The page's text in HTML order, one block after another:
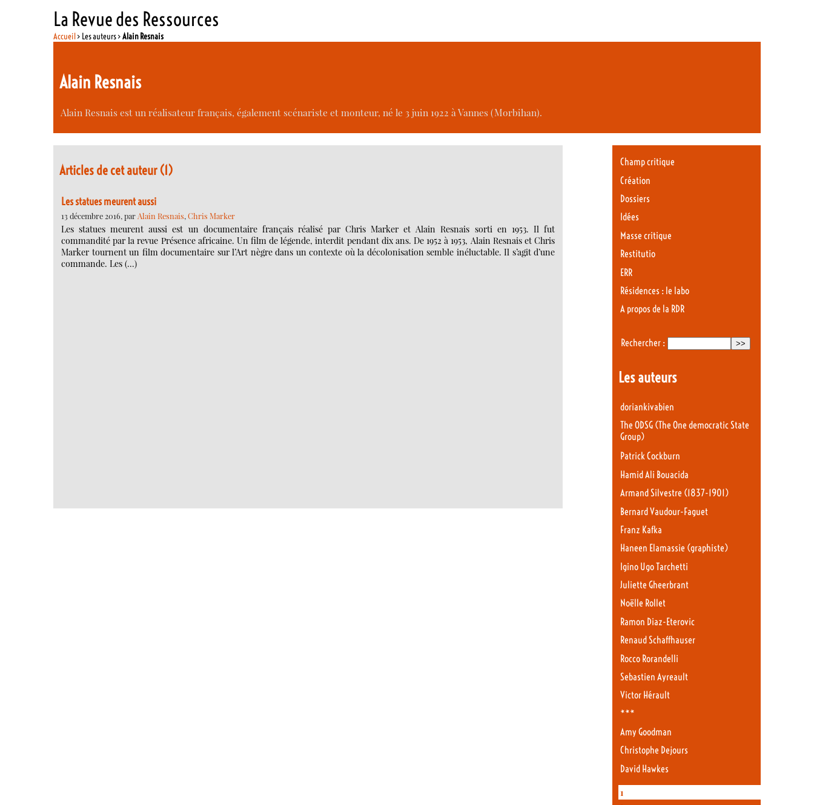
La Revue des Ressources
Accueil> Les auteurs >Alain Resnais
Alain Resnais
Alain Resnais est un réalisateur français, également scénariste et monteur, né le 3 juin 1922 à Vannes (Morbihan).
Articles de cet auteur (1)
Les statues meurent aussi
13 décembre 2016, parAlain Resnais, Chris Marker
Les statues meurent aussi est un documentaire français réalisé par Chris Marker et Alain Resnais sorti en 1953. Il fut
commandité par la revue Présence africaine. Un film de légende, interdit pendant dix ans. De 1952 à 1953, Alain Resnais et Chris
Marker tournent un film documentaire sur l’Art nègre dans un contexte où la décolonisation semble inéluctable. Il s’agit d’une
commande. Les (…)
Champ critique
Création
Dossiers
Idées
Masse critique
Restitutio
ERR
Résidences : le labo
A propos de la RDR
Rechercher :
Les auteurs
doriankivabien
The ODSG (The One democratic State
Group)
Patrick Cockburn
Hamid Ali Bouacida
Armand Silvestre (1837-1901)
Bernard Vaudour-Faguet
Franz Kafka
Haneen Elamassie (graphiste)
Igino Ugo Tarchetti
Juliette Gheerbrant
Noëlle Rollet
Ramon Diaz-Eterovic
Renaud Schaffhauser
Rocco Rorandelli
Sebastien Ayreault
Victor Hérault
***
Amy Goodman
Christophe Dejours
David Hawkes
1